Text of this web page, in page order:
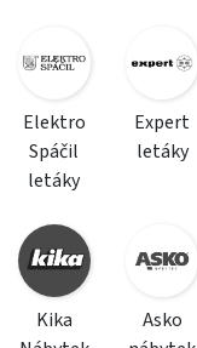
Elektro
Spáčil
letáky
Expert
letáky
Kika
Asko